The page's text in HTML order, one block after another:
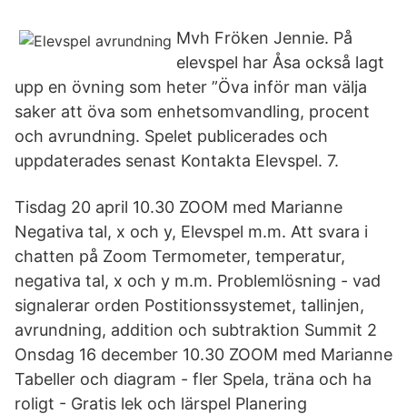
Mvh Fröken Jennie. På
elevspel har Åsa också lagt
upp en övning som heter ”Öva inför man välja
saker att öva som enhetsomvandling, procent
och avrundning. Spelet publicerades och
uppdaterades senast Kontakta Elevspel. 7.
Tisdag 20 april 10.30 ZOOM med Marianne
Negativa tal, x och y, Elevspel m.m. Att svara i
chatten på Zoom Termometer, temperatur,
negativa tal, x och y m.m. Problemlösning - vad
signalerar orden Postitionssystemet, tallinjen,
avrundning, addition och subtraktion Summit 2
Onsdag 16 december 10.30 ZOOM med Marianne
Tabeller och diagram - fler Spela, träna och ha
roligt - Gratis lek och lärspel Planering